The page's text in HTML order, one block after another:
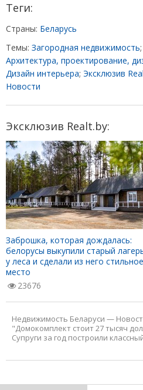
Теги:
Страны: Беларусь
Темы: Загородная недвижимость;
Архитектура, проектирование,
Дизайн интерьера; Эксклюзив
Новости
Эксклюзив Realt.by:
Заброшка, которая дождалась:
белорусы выкупили старый
у леса и сделали из него стильное
место
23676
Недвижимость Беларуси —
"Домокомплект стоит 27 тысяч
Супруги за год построили